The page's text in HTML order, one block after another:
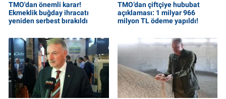
TMO'dan önemli karar!
Ekmeklik buğday ihracatı
yeniden serbest bırakıldı
TMO’dan çiftçiye hububat
açıklaması: 1 milyar 966
milyon TL ödeme yapıldı!